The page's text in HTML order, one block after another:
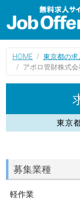
HOME 東京都の求
アポロ管財株式
東京
募集業種
軽作業